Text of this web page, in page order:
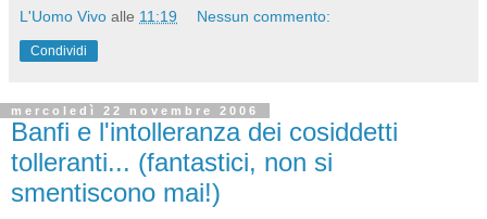
L'Uomo Vivo alle 11:19 Nessun commento:
Condividi
mercoledì 22 novembre 2006
Banfi e l'intolleranza dei cosiddetti
tolleranti... (fantastici, non si
smentiscono mai!)